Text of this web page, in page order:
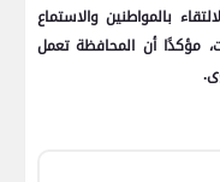
بالمواطنين والاستماع
مؤكدًا أن المحافظة تعمل